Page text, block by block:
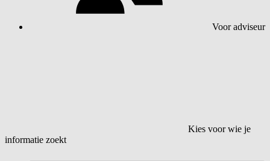
Voor adviseur
Kies voor wie je
informatie zoekt